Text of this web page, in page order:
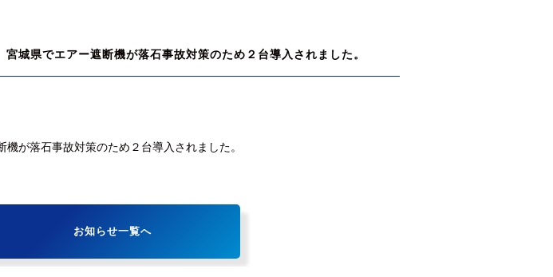
城県でエアー遮断機が落石事故対策のため２台導入されました。
が落石事故対策のため２台導入されました。
お知らせ一覧へ